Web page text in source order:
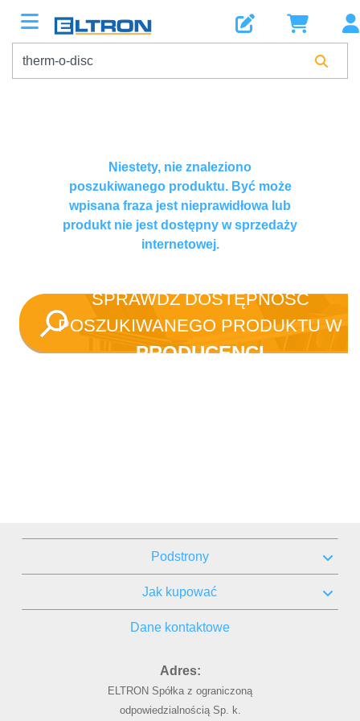
Niestety, nie znaleziono
poszukiwanego produktu. Być może
wpisana fraza jest nieprawidłowa lub
produkt nie jest dostępny w sprzedaży
internetowej.
SPRAWDŹ DOSTĘPNOŚĆ
POSZUKIWANEGO PRODUKTU W
PRODUCENCI
Podstrony
Jak kupować
Dane kontaktowe
Adres:
ELTRON Spółka z ograniczoną
odpowiedzialnością Sp. k.